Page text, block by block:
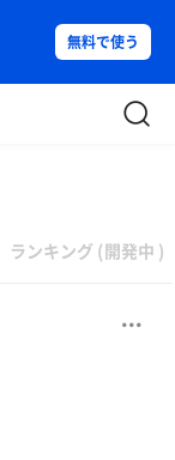
無料で使う
ランキング (開発中 )